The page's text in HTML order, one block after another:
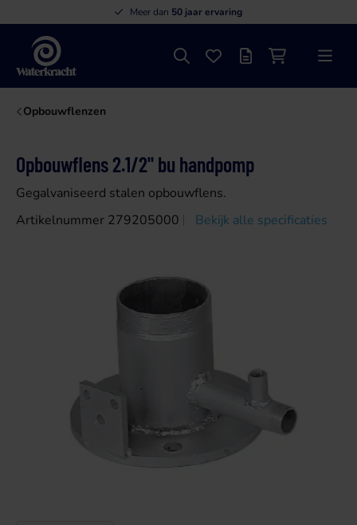
Meer dan 50 jaar ervaring
Waterkracht
ZoekenFavorieten
OffertelijstWinkelwagen
Menu
Opbouwflenzen
Opbouwflens 2.1/2" bu handpomp
Gegalvaniseerd stalen opbouwflens.
Artikelnummer 279205000
Bekijk alle specificaties